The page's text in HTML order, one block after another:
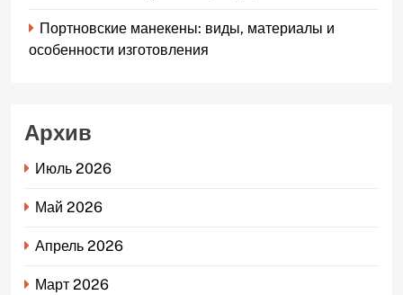
Портновские манекены: виды, материалы и
особенности изготовления
Архив
Июль 2026
Май 2026
Апрель 2026
Март 2026